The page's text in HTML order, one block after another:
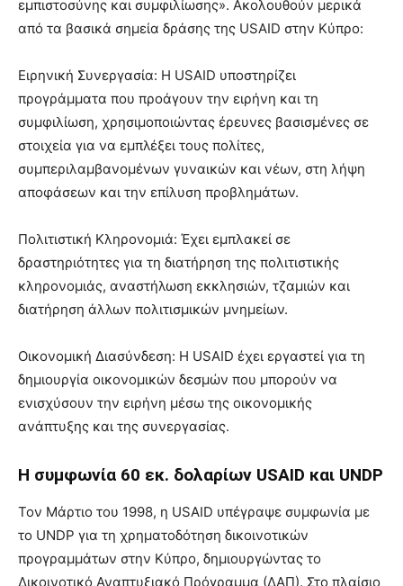
εμπιστοσύνης και συμφιλίωσης». Ακολουθούν μερικά
από τα βασικά σημεία δράσης της USAID στην Κύπρο:
Ειρηνική Συνεργασία: Η USAID υποστηρίζει
προγράμματα που προάγουν την ειρήνη και τη
συμφιλίωση, χρησιμοποιώντας έρευνες βασισμένες σε
στοιχεία για να εμπλέξει τους πολίτες,
συμπεριλαμβανομένων γυναικών και νέων, στη λήψη
αποφάσεων και την επίλυση προβλημάτων.
Πολιτιστική Κληρονομιά: Έχει εμπλακεί σε
δραστηριότητες για τη διατήρηση της πολιτιστικής
κληρονομιάς, αναστήλωση εκκλησιών, τζαμιών και
διατήρηση άλλων πολιτισμικών μνημείων.
Οικονομική Διασύνδεση: Η USAID έχει εργαστεί για τη
δημιουργία οικονομικών δεσμών που μπορούν να
ενισχύσουν την ειρήνη μέσω της οικονομικής
ανάπτυξης και της συνεργασίας.
Η συμφωνία 60 εκ. δολαρίων USAID και UNDP
Τον Μάρτιο του 1998, η USAID υπέγραψε συμφωνία με
το UNDP για τη χρηματοδότηση δικοινοτικών
προγραμμάτων στην Κύπρο, δημιουργώντας το
Δικοινοτικό Αναπτυξιακό Πρόγραμμα (ΔΑΠ). Στο πλαίσιο